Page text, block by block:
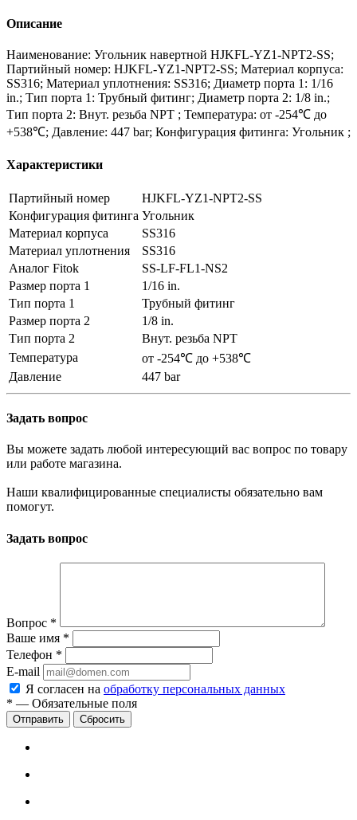
Описание
Наименование: Угольник навертной HJKFL-YZ1-NPT2-SS;
Партийный номер: HJKFL-YZ1-NPT2-SS; Материал корпуса:
SS316; Материал уплотнения: SS316; Диаметр порта 1: 1/16
in.; Тип порта 1: Трубный фитинг; Диаметр порта 2: 1/8 in.;
Тип порта 2: Внут. резьба NPT ; Температура: от -254℃ до
+538℃; Давление: 447 bar; Конфигурация фитинга: Угольник ;
Характеристики
Партийный номер
HJKFL-YZ1-NPT2-SS
Конфигурация фитинга Угольник
Материал корпуса
SS316
Материал уплотнения
SS316
Аналог Fitok
SS-LF-FL1-NS2
Размер порта 1
1/16 in.
Тип порта 1
Трубный фитинг
Размер порта 2
1/8 in.
Тип порта 2
Внут. резьба NPT
Температура
от -254℃ до +538℃
Давление
447 bar
Задать вопрос
Вы можете задать любой интересующий вас вопрос по товару
или работе магазина.
Наши квалифицированные специалисты обязательно вам
помогут.
Задать вопрос
Вопрос *
Ваше имя *
Телефон *
E-mail
Я согласен на обработку персональных данных
* — Обязательные поля
Сбросить